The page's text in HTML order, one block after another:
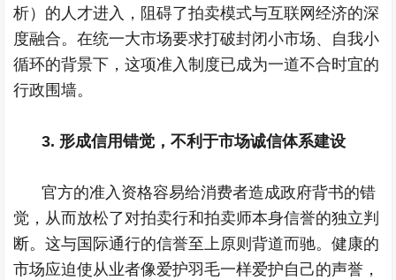
析）的人才进入，阻碍了拍卖模式与互联网经济的深
度融合。在统一大市场要求打破封闭小市场、自我小
循环的背景下，这项准入制度已成为一道不合时宜的
行政围墙。
3. 形成信用错觉，不利于市场诚信体系建设
官方的准入资格容易给消费者造成政府背书的错
觉，从而放松了对拍卖行和拍卖师本身信誉的独立判
断。这与国际通行的信誉至上原则背道而驰。健康的
市场应迫使从业者像爱护羽毛一样爱护自己的声誉，